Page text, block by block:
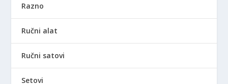
Razno
Ručni alat
Ručni satovi
Setovi